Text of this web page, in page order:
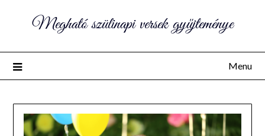
Megható szülinapi versek gyűjteménye
Menu